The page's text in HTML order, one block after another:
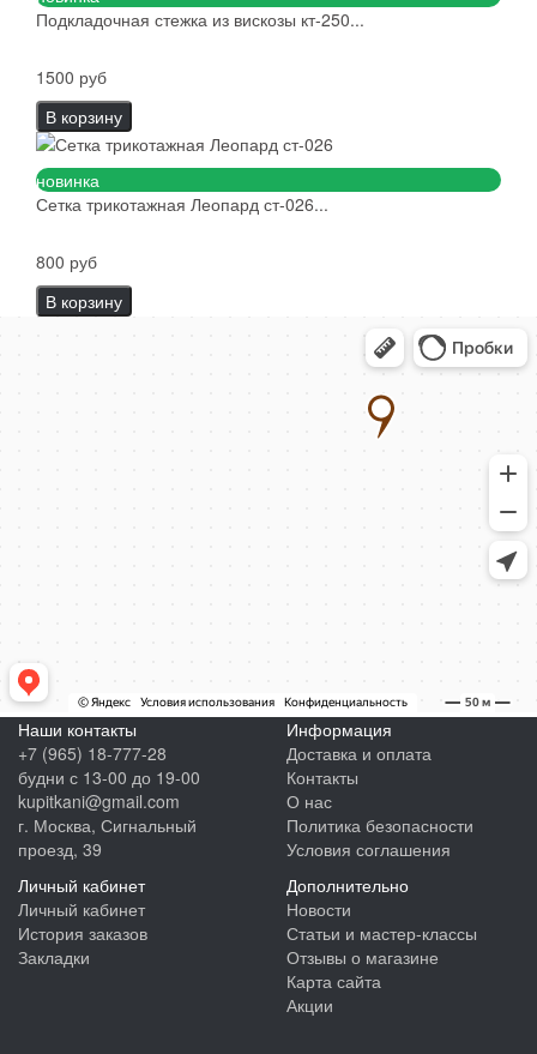
Подкладочная стежка из вискозы кт-250...
1500 руб
В корзину
новинка
Сетка трикотажная Леопард ст-026...
800 руб
В корзину
Наши контакты
+7 (965) 18-777-28
будни с 13-00 до 19-00
kupitkani@gmail.com
г. Москва, Сигнальный
проезд, 39
Информация
Доставка и оплата
Контакты
О нас
Политика безопасности
Условия соглашения
Личный кабинет
Личный кабинет
История заказов
Закладки
Дополнительно
Новости
Статьи и мастер-классы
Отзывы о магазине
Карта сайта
Акции